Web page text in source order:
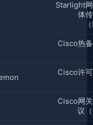
Starlight
体
Cisco热
Cisco许
Cisco网
议